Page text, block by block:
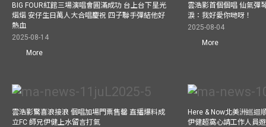
BIG FOUR紅館三場演唱會圓滿成功 台上台下星光
熠熠 安仔生日萬人大合唱慶祝 四子聯手彈結他好
熱血
2025-08-14
More
雲浩影首個個唱 仙氣彈
淚：我好愛你哋呀！
2025-08-04
More
雲浩影驚喜浪接浪 個唱加場門票售罄 直播爆料成
立FC 師兄伊健上水留言打氣
Here & Now北美洲巡迴
伊健超窩心請工作人員